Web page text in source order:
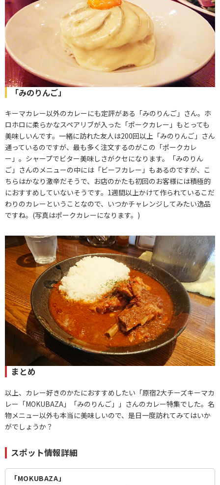
「みのりんご」
キーマカレー以外のカレーにも定評がある「みのりんご」さん。ホ
ロホロに柔らかなスペアリブが入った「ポークカレー」もとっても
美味しいんです。一緒に訪れた友人は200回以上「みのりんご」さん
通っているのですが、最も多く注文するのがこの「ポークカレ
ー」。シャープでビター美味しさがクセになります。「みのりん
ご」さんのメニューの中には「ビーフカレー」もあるのですが、こ
ちらはかなり激辛だそうで、お店のかたも初回のお客様には積極的
におすすめしていないそうです。1週間以上かけて作られているこだ
わりのカレーということなので、いつかチャレンジしてみたい逸品
ですね。(写真はポークカレーになります。)
まとめ
以上、カレー好きのかたにおすすめしたい「原宿2大チーズキーマカ
レー「MOKUBAZA」「みのりんご」」さんのカレー特集でした。名
物メニュー以外も本当に美味しいので、是日一度訪れてみてはいか
がでしょうか？
スポット情報詳細
「MOKUBAZA」